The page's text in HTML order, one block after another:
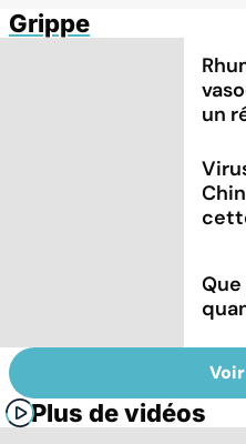
Grippe
un
Plus de vidéos